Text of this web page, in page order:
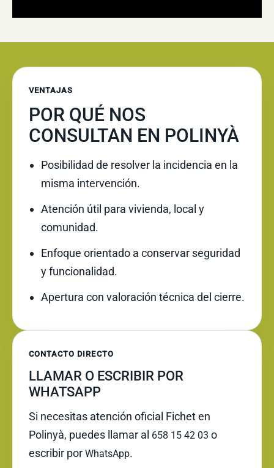
VENTAJAS
POR QUÉ NOS
CONSULTAN EN POLINYÀ
Posibilidad de resolver la incidencia en la
misma intervención.
Atención útil para vivienda, local y
comunidad.
Enfoque orientado a conservar seguridad
y funcionalidad.
Apertura con valoración técnica del cierre.
CONTACTO DIRECTO
LLAMAR O ESCRIBIR POR
WHATSAPP
Si necesitas atención oficial Fichet en
Polinyà, puedes llamar al 658 15 42 03 o
escribir por WhatsApp.